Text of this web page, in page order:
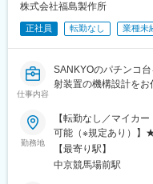
株式会社福島製作所
正社員 転勤なし 業種未
仕事内容
SANKYOのパチンコ
射装置の機構設計をお
勤務地
【転勤なし／マイカ
可能（※規定あり）】
も開設予定！■本社
駅 ＞名鉄名古屋本線
【最寄り駅】
中京競馬場前駅